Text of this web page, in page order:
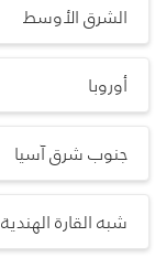
الشرق الأوسط
أوروبا
جنوب شرق آسيا
شبه القارة الهندية